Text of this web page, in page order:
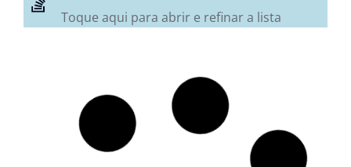
Toque aqui para abrir e refinar a lista